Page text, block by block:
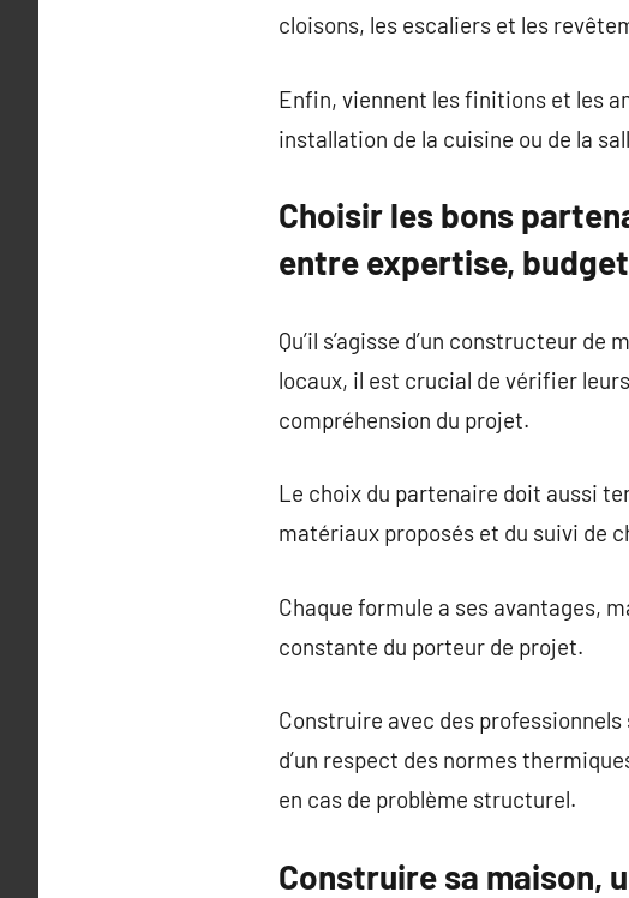
cloisons, les escaliers et les
Enfin, viennent les finitions et les
installation de la cuisine ou de la
Choisir les bons
entre expertise,
Qu’il s’agisse d’un constructeur
locaux, il est crucial de vérifier
compréhension du projet.
Le choix du partenaire doit aussi
matériaux proposés et du suivi de
Chaque formule a ses avantages,
constante du porteur de projet.
Construire avec des professionnels
d’un respect des normes
en cas de problème structurel.
Construire sa maison,